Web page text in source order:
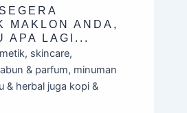
MAKLON ANDA,
APA LAGI...
skincare,
& parfum, minuman
& herbal juga kopi &